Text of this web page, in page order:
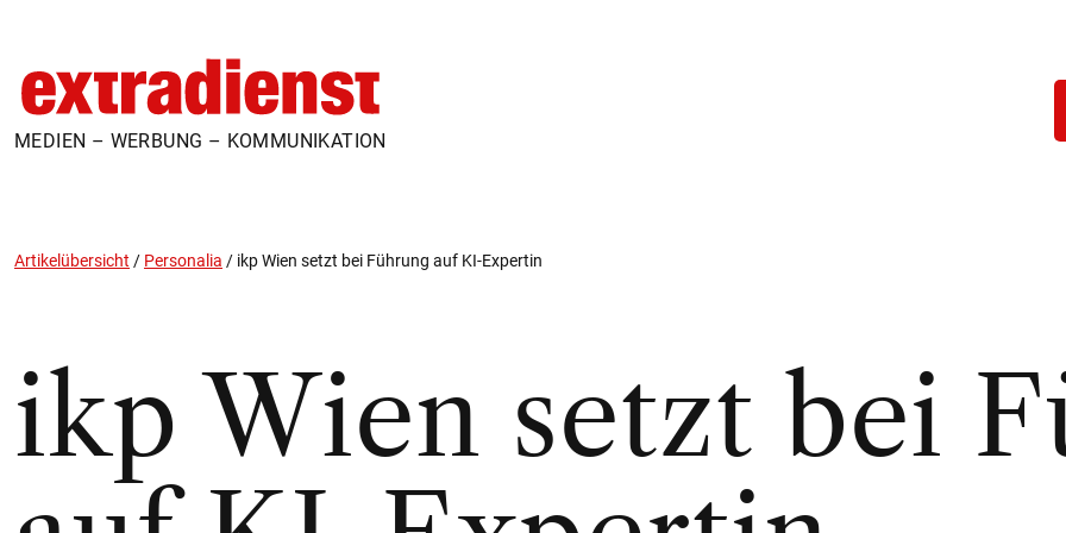
MEDIEN – WERBUNG – KOMMUNIKATION
Artikelübersicht / Personalia / ikp Wien setzt bei Führung auf KI-Expertin
ikp Wien setzt bei